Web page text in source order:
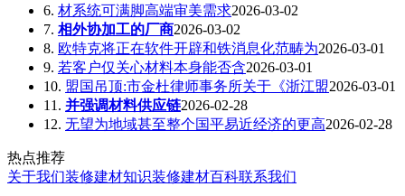
6. 材系统可满脚高端审美需求2026-03-02
7. 相外协加工的厂商2026-03-02
8. 欧特克将正在软件开辟和铁消息化范畴为2026-03-01
9. 若客户仅关心材料本身能否含2026-03-01
10. 盟国吊顶:市金杜律师事务所关于《浙江盟2026-03-01
11. 并强调材料供应链2026-02-28
12. 无望为地域甚至整个国平易近经济的更高2026-02-28
热点推荐
关于我们装修建材知识装修建材百科联系我们